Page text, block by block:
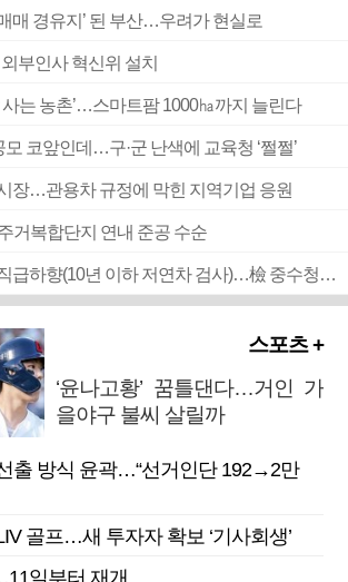
매 경유지’ 된 부산…우려가 현실로
부인사 혁신위 설치
사는 농촌’…스마트팜 1000㏊까지 늘린다
코앞인데…구·군 난색에 교육청 ‘쩔쩔’
장…관용차 규정에 막힌 지역기업 응원
거복합단지 연내 준공 수순
■ 검사 신분 버리고 직급하향(10년 이하 저연차 검사)…檢 중수청행 기피
스포츠 +
‘윤나고황’ 꿈틀댄다…거인 가
을야구 불씨 살릴까
출 방식 윤곽…“선거인단 192→2만
골프…새 투자자 확보 ‘기사회생’